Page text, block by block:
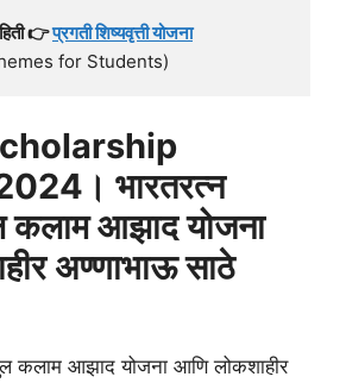
👉 प्रगती शिष्यवृत्ती योजना
for Students)
भारतरत्न
कलाम आझाद योजना
अण्णाभाऊ साठे
कलाम आझाद योजना आणि लोकशाहीर